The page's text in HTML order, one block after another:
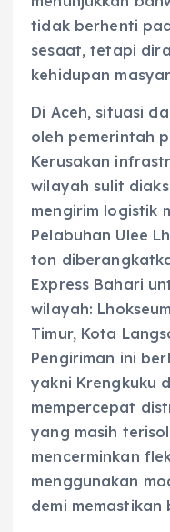
tidak berhenti
sesaat, tetapi
kehidupan
Di Aceh, situasi
oleh pemerintah
Kerusakan
wilayah sulit
mengirim logistik
Pelabuhan Ulee
ton
Express Bahari
wilayah:
Timur, Kota
Pengiriman ini
yakni Krengkuku
mempercepat
yang masih
mencerminkan
menggunakan
demi